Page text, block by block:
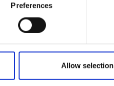
Preferences
Allow selection